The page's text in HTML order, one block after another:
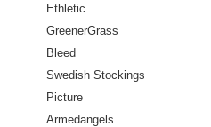
Ethletic
GreenerGrass
Bleed
Swedish Stockings
Picture
Armedangels